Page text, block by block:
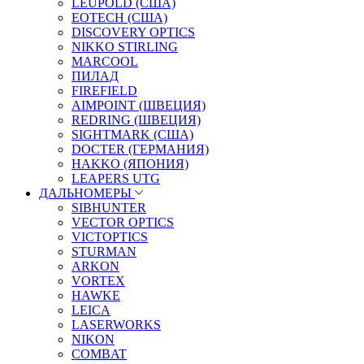
LEUPOLD (США)
EOTECH (США)
DISCOVERY OPTICS
NIKKO STIRLING
MARCOOL
ПИЛАД
FIREFIELD
AIMPOINT (ШВЕЦИЯ)
REDRING (ШВЕЦИЯ)
SIGHTMARK (США)
DOCTER (ГЕРМАНИЯ)
HAKKO (ЯПОНИЯ)
LEAPERS UTG
ДАЛЬНОМЕРЫ
SIBHUNTER
VECTOR OPTICS
VICTOPTICS
STURMAN
ARKON
VORTEX
HAWKE
LEICA
LASERWORKS
NIKON
COMBAT